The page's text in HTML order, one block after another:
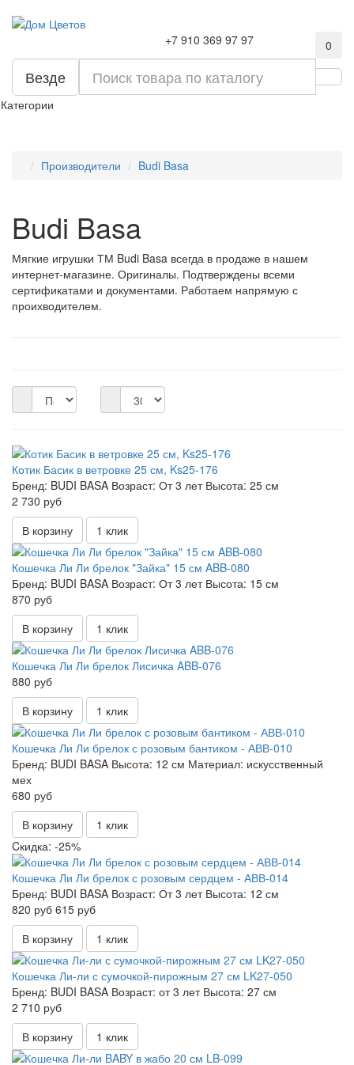
+7 910 369 97 97 0
Везде
Категории
Производители Budi Basa
Budi Basa
Мягкие игрушки ТМ Budi Basa всегда в продаже в нашем
интернет-магазине. Оригиналы. Подтверждены всеми
сертификатами и документами. Работаем напрямую с
проихводителем.
Котик Басик в ветровке 25 см, Ks25-176
Бренд: BUDI BASA Возраст: От 3 лет Высота: 25 см
2 730 руб
В корзину
1 клик
Кошечка Ли Ли брелок "Зайка" 15 см ABB-080
Бренд: BUDI BASA Возраст: От 3 лет Высота: 15 см
870 руб
В корзину
1 клик
Кошечка Ли Ли брелок Лисичка ABB-076
880 руб
В корзину
1 клик
Кошечка Ли Ли брелок с розовым бантиком - АВВ-010
Бренд: BUDI BASA Высота: 12 см Материал: искусственный
мех
680 руб
В корзину
1 клик
Cкидка: -25%
Кошечка Ли Ли брелок с розовым сердцем - АВВ-014
Бренд: BUDI BASA Возраст: От 3 лет Высота: 12 см
820 руб 615 руб
В корзину
1 клик
Кошечка Ли-ли с сумочкой-пирожным 27 см LK27-050
Бренд: BUDI BASA Возраст: от 3 лет Высота: 27 см
2 710 руб
В корзину
1 клик